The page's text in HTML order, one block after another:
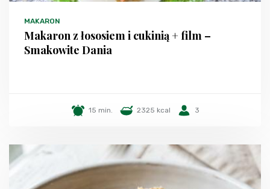
MAKARON
Makaron z łososiem i cukinią + film –
Smakowite Dania
15 min. 2325 kcal 3